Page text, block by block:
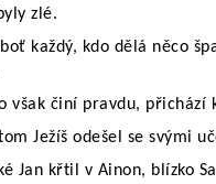
zlé.
každý, kdo dělá něco
však činí pravdu, přichází
Ježíš odešel se svými
Jan křtil v Ainon, blízko